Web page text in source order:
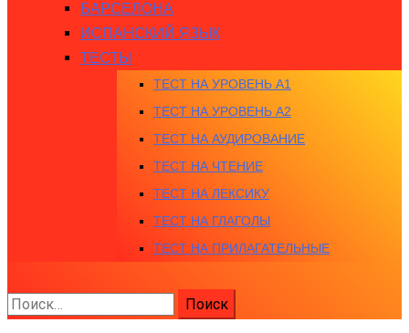
БАРСЕЛОНА
ИСПАНСКИЙ ЯЗЫК
ТЕСТЫ
ТЕСТ НА УРОВЕНЬ A1
ТЕСТ НА УРОВЕНЬ A2
ТЕСТ НА АУДИРОВАНИЕ
ТЕСТ НА ЧТЕНИЕ
ТЕСТ НА ЛЕКСИКУ
ТЕСТ НА ГЛАГОЛЫ
ТЕСТ НА ПРИЛАГАТЕЛЬНЫЕ
Найти: